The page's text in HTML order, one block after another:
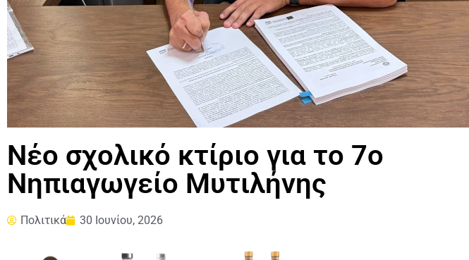
Νέο σχολικό κτίριο για το 7ο
Νηπιαγωγείο Μυτιλήνης
Πολιτικά 30 Ιουνίου, 2026